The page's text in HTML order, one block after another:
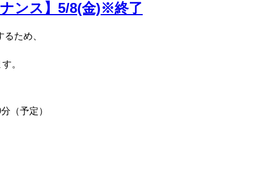
ンス】5/8(金)※終了
ため、
。
（予定）